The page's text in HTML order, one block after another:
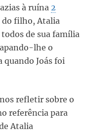
à ruína 2
do filho, Atalia
de sua família
lhe o
Joás foi
refletir sobre o
referência para
Atalia